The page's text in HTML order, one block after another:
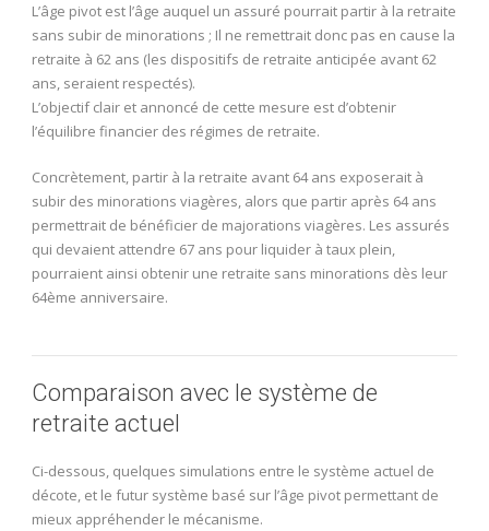
L’âge pivot est l’âge auquel un assuré pourrait partir à la retraite
sans subir de minorations ; Il ne remettrait donc pas en cause la
retraite à 62 ans (les dispositifs de retraite anticipée avant 62
ans, seraient respectés).
L’objectif clair et annoncé de cette mesure est d’obtenir
l’équilibre financier des régimes de retraite.
Concrètement, partir à la retraite avant 64 ans exposerait à
subir des minorations viagères, alors que partir après 64 ans
permettrait de bénéficier de majorations viagères. Les assurés
qui devaient attendre 67 ans pour liquider à taux plein,
pourraient ainsi obtenir une retraite sans minorations dès leur
64ème anniversaire.
Comparaison avec le système de
retraite actuel
Ci-dessous, quelques simulations entre le système actuel de
décote, et le futur système basé sur l’âge pivot permettant de
mieux appréhender le mécanisme.